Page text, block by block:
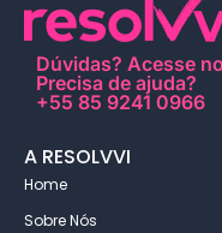
Dúvidas? Acesse
Precisa de ajuda?
+55 85 9241 0966
A RESOLVVI
Home
Sobre Nós